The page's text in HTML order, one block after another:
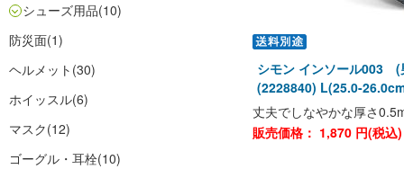
シューズ用品(10)
防災面(1)
ヘルメット (30)
ホイッスル(6)
マスク(12)
ゴーグル・耳栓(10)
シモン インソール003
(2228840) L(25.0-
丈夫でしなやかな厚さ
販売価格： 1,870 円(税